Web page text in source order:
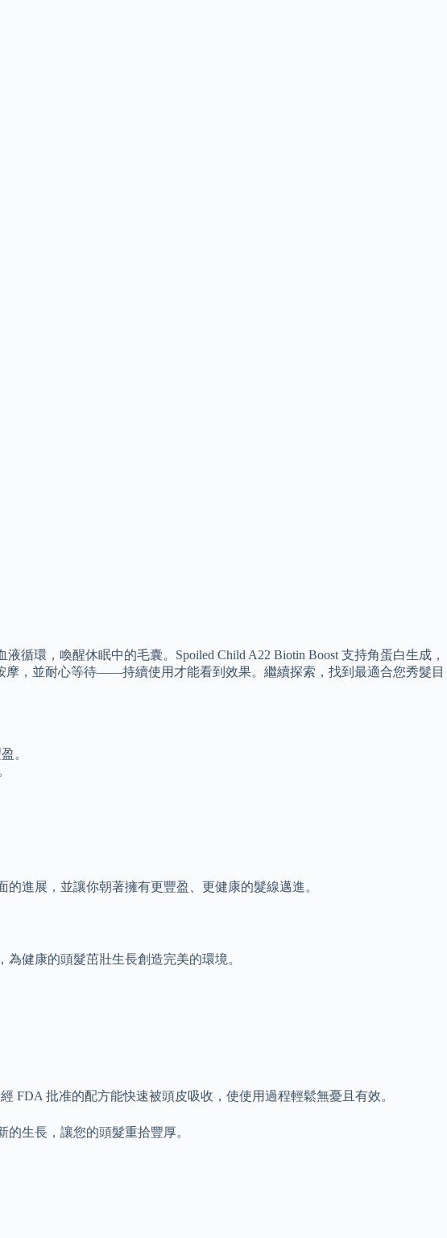
液循環，喚醒休眠中的毛囊。Spoiled Child A22 Biotin Boost 支持角蛋白生成，
摩，並耐心等待——持續使用才能看到效果。繼續探索，找到最適合您秀髮目
。
進展，並讓你朝著擁有更豐盈、更健康的髮線邁進。
健康的頭髮茁壯生長創造完美的環境。
FDA 批准的配方能快速被頭皮吸收，使使用過程輕鬆無憂且有效。
的生長，讓您的頭髮重拾豐厚。